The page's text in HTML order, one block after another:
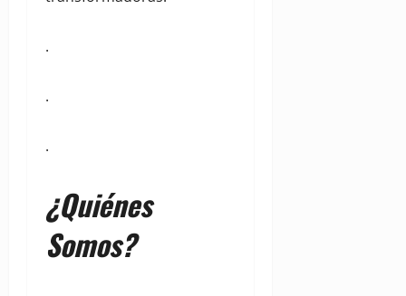
.
.
.
¿Quiénes
Somos?